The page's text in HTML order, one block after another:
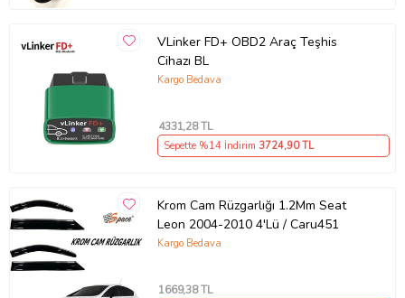
VLinker FD+ OBD2 Araç Teşhis
Cihazı BL
Kargo Bedava
4331,28 TL
Sepette %14 İndirim 3724,90 TL
Krom Cam Rüzgarlığı 1.2Mm Seat
Leon 2004-2010 4'Lü / Caru451
Kargo Bedava
1669,38 TL